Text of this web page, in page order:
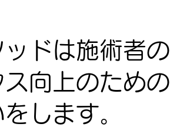
ドは施術者の
ス向上のための
します。